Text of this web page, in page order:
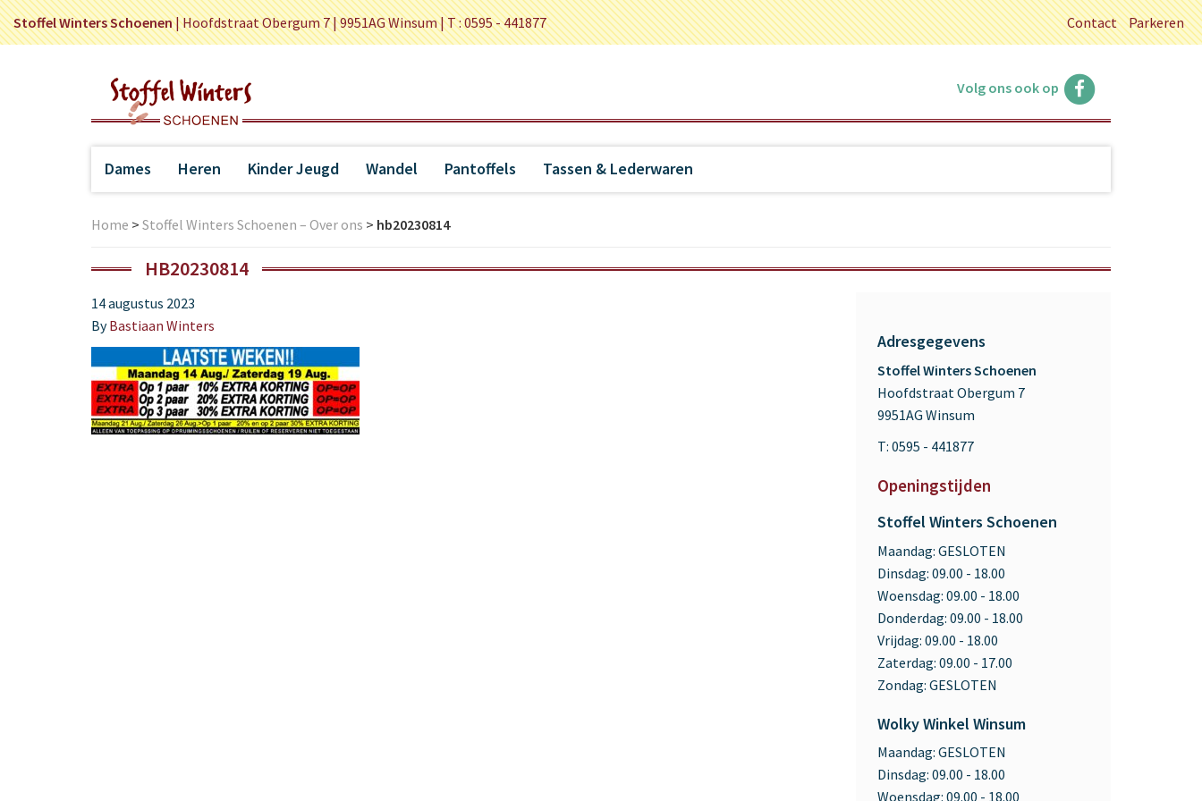
Stoffel Winters Schoenen|Hoofdstraat Obergum 7 | 9951AG Winsum |T : 0595 - 441877 Contact Parkeren
Volg ons ook op
Dames Heren Kinder Jeugd Wandel Pantoffels Tassen & Lederwaren
Home > Stoffel Winters Schoenen – Over ons > hb20230814
HB20230814
14 augustus 2023
ByBastiaan Winters
Adresgegevens
Stoffel Winters Schoenen
Hoofdstraat Obergum 7
9951AG Winsum
T: 0595 - 441877
Openingstijden
Stoffel Winters Schoenen
Maandag: GESLOTEN
Dinsdag: 09.00 - 18.00
Woensdag: 09.00 - 18.00
Donderdag: 09.00 - 18.00
Vrijdag: 09.00 - 18.00
Zaterdag: 09.00 - 17.00
Zondag: GESLOTEN
Wolky Winkel Winsum
Maandag: GESLOTEN
Dinsdag: 09.00 - 18.00
Woensdag: 09.00 - 18.00